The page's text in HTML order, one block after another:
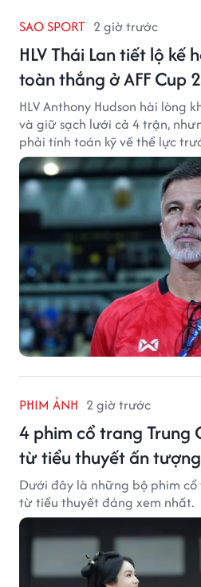
SAO SPORT 2 giờ trước
HLV Thái Lan tiết lộ kế
toàn thắng ở AFF Cup
HLV Anthony Hudson hài lòng
và giữ sạch lưới cả 4 trận,
phải tính toán kỹ về thể lực
2026.
PHIM ẢNH 2 giờ trước
4 phim cổ trang Trung
từ tiểu thuyết ấn
Dưới đây là những bộ phim
từ tiểu thuyết đáng xem nhất.